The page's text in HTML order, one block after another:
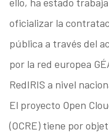
oficializar la
pública a través del
por la red europea
RedIRIS a nivel
El proyecto Open
(OCRE) tiene por